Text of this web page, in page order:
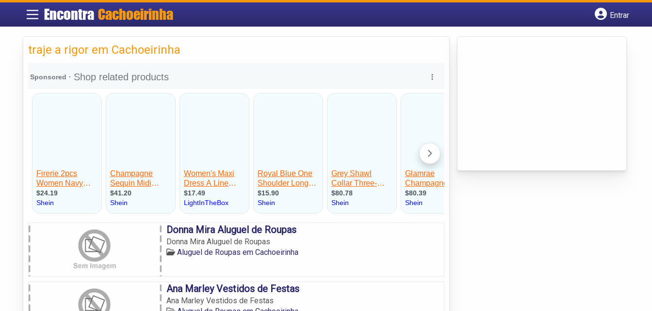
Encontra Cachoeirinha
Entrar
traje a rigor em Cachoeirinha
Donna Mira Aluguel de Roupas
Donna Mira Aluguel de Roupas
Aluguel de Roupas em Cachoeirinha
Ana Marley Vestidos de Festas
Ana Marley Vestidos de Festas